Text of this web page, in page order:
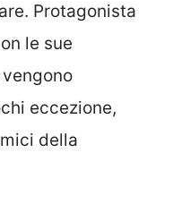
Protagonista
le sue
eccezione,
della